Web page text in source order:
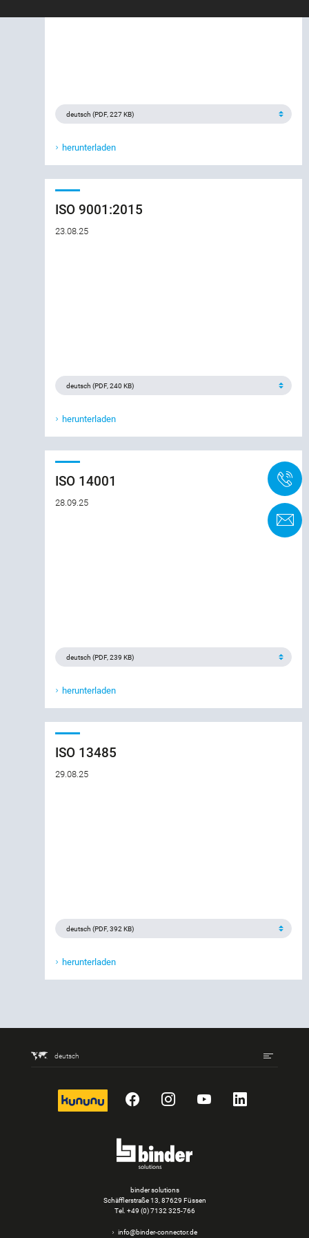
herunterladen
ISO 9001:2015
23.08.25
herunterladen
ISO 14001
28.09.25
herunterladen
ISO 13485
29.08.25
herunterladen
deutsch
kununu FacebookInstagram
YouTubeLinkedIn
binder solutions
Schäfflerstraße 13, 87629 Füssen
Tel. +49 (0) 7132 325-766
info@binder-connector.de